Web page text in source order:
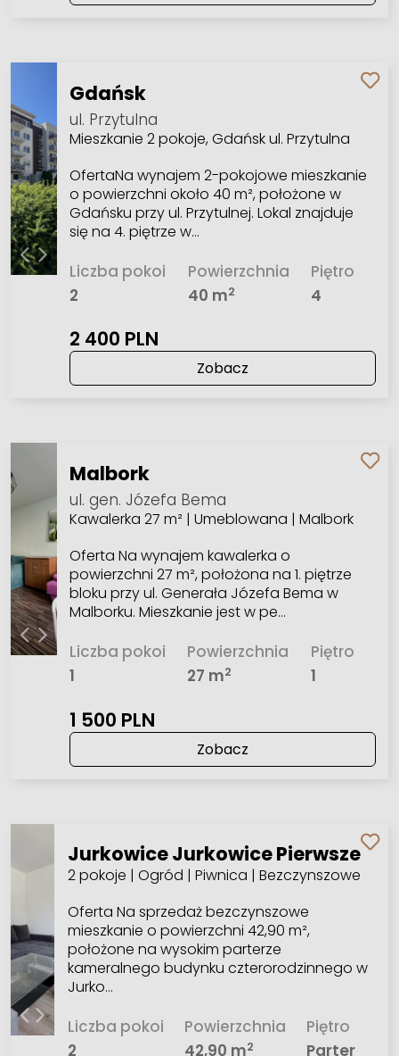
Gdańsk
ul. Przytulna
Mieszkanie 2 pokoje, Gdańsk ul. Przytulna
OfertaNa wynajem 2-pokojowe mieszkanie
o powierzchni około 40 m², położone w
Gdańsku przy ul. Przytulnej. Lokal znajduje
się na 4. piętrze w…
Liczba pokoi
2
Powierzchnia
40 m2
Piętro
4
2 400 PLN
Zobacz
Malbork
ul. gen. Józefa Bema
Kawalerka 27 m² | Umeblowana | Malbork
Oferta Na wynajem kawalerka o
powierzchni 27 m², położona na 1. piętrze
bloku przy ul. Generała Józefa Bema w
Malborku. Mieszkanie jest w pe…
Liczba pokoi
1
Powierzchnia
27 m2
Piętro
1
1 500 PLN
Zobacz
Jurkowice Jurkowice Pierwsze
2 pokoje | Ogród | Piwnica | Bezczynszowe
Oferta Na sprzedaż bezczynszowe
mieszkanie o powierzchni 42,90 m²,
położone na wysokim parterze
kameralnego budynku czterorodzinnego w
Jurko…
Liczba pokoi
2
Powierzchnia
42,90 m2
Piętro
Parter